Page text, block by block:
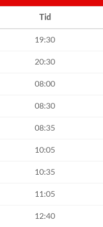
Tid
19:30
20:30
08:00
08:30
08:35
10:05
10:35
11:05
12:40